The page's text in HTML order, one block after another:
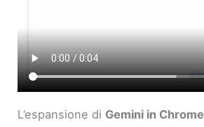
L’espansione di Gemini in Chrome